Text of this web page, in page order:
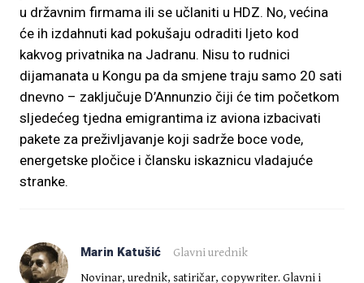
u državnim firmama ili se učlaniti u HDZ. No, većina
će ih izdahnuti kad pokušaju odraditi ljeto kod
kakvog privatnika na Jadranu. Nisu to rudnici
dijamanata u Kongu pa da smjene traju samo 20 sati
dnevno – zaključuje D’Annunzio čiji će tim početkom
sljedećeg tjedna emigrantima iz aviona izbacivati
pakete za preživljavanje koji sadrže boce vode,
energetske pločice i člansku iskaznicu vladajuće
stranke.
Marin Katušić
Glavni urednik
Novinar, urednik, satiričar, copywriter. Glavni i